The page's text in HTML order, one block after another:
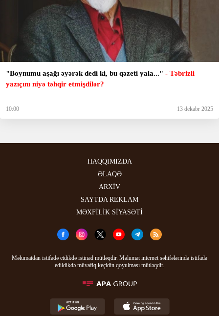
"Boynumu aşağı əyərək dedi ki, bu qəzeti yala..." - Təbrizli
yazıçını niyə təhqir etmişdilər?
10:00 13 dekabr 2025
HAQQIMIZDA
ƏLAQƏ
ARXİV
SAYTDA REKLAM
MƏXFİLİK SİYASƏTİ
Məlumatdan istifadə etdikdə istinad mütləqdir. Məlumat internet səhifələrində istifadə
edildikdə müvafiq keçidin qoyulması mütləqdir.